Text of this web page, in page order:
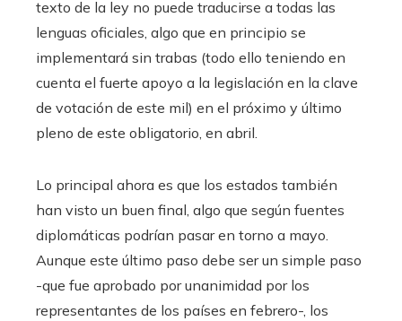
texto de la ley no puede traducirse a todas las
lenguas oficiales, algo que en principio se
implementará sin trabas (todo ello teniendo en
cuenta el fuerte apoyo a la legislación en la clave
de votación de este mil) en el próximo y último
pleno de este obligatorio, en abril.
Lo principal ahora es que los estados también
han visto un buen final, algo que según fuentes
diplomáticas podrían pasar en torno a mayo.
Aunque este último paso debe ser un simple paso
-que fue aprobado por unanimidad por los
representantes de los países en febrero-, los